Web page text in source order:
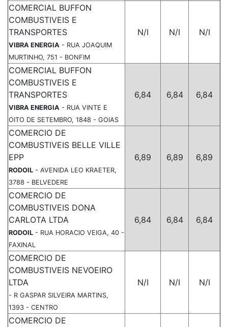
COMERCIAL BUFFON
COMBUSTIVEIS E
TRANSPORTES
VIBRA ENERGIA - RUA JOAQUIM
MURTINHO, 751 - BONFIM
N/I N/I N/I
COMERCIAL BUFFON
COMBUSTIVEIS E
TRANSPORTES
VIBRA ENERGIA - RUA VINTE E
OITO DE SETEMBRO, 1848 - GOIAS
6,84 6,84 6,84
COMERCIO DE
COMBUSTIVEIS BELLE VILLE
EPP
RODOIL - AVENIDA LEO KRAETER,
3788 - BELVEDERE
6,89 6,89 6,89
COMERCIO DE
COMBUSTIVEIS DONA
CARLOTA LTDA
RODOIL - RUA HORACIO VEIGA, 40 -
FAXINAL
6,84 6,84 6,84
COMERCIO DE
COMBUSTIVEIS NEVOEIRO
LTDA
- R GASPAR SILVEIRA MARTINS,
1393 - CENTRO
N/I N/I N/I
COMERCIO DE